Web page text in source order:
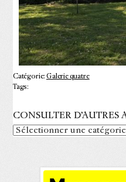
Catégorie: Galerie quatre
Tags:
CONSULTER D’AUTRES